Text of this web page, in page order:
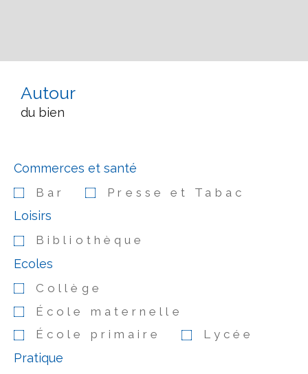
Autour
du bien
Commerces et santé
Bar Presse et Tabac
Loisirs
Bibliothèque
Ecoles
Collège
École maternelle
École primaire
Lycée
Pratique